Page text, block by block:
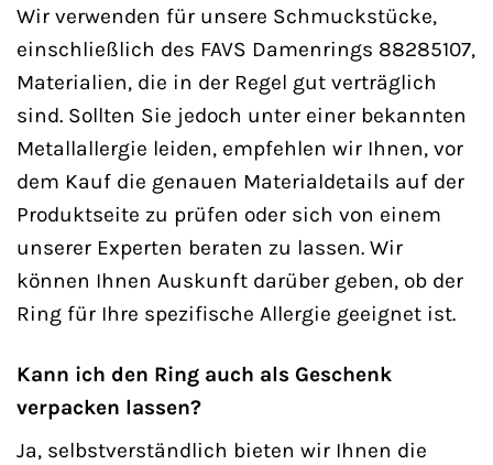
Wir verwenden für unsere Schmuckstücke,
einschließlich des FAVS Damenrings 88285107,
Materialien, die in der Regel gut verträglich
sind. Sollten Sie jedoch unter einer bekannten
Metallallergie leiden, empfehlen wir Ihnen, vor
dem Kauf die genauen Materialdetails auf der
Produktseite zu prüfen oder sich von einem
unserer Experten beraten zu lassen. Wir
können Ihnen Auskunft darüber geben, ob der
Ring für Ihre spezifische Allergie geeignet ist.
Kann ich den Ring auch als Geschenk
verpacken lassen?
Ja, selbstverständlich bieten wir Ihnen die